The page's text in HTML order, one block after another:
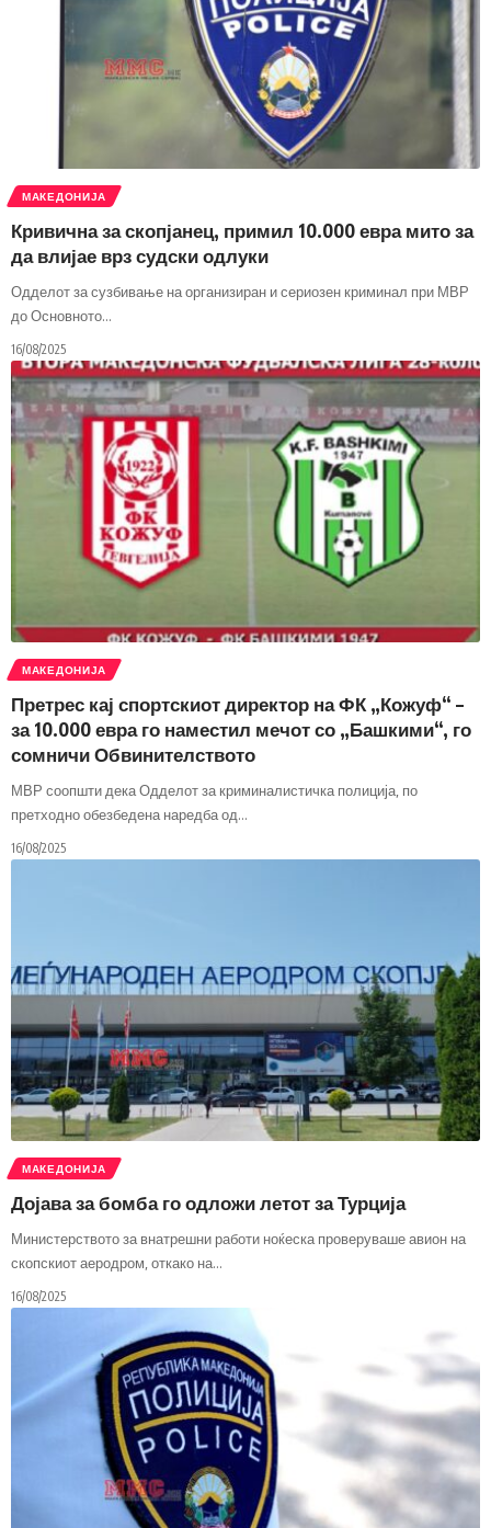
МАКЕДОНИЈА
Кривична за скопјанец, примил 10.000 евра мито за
да влијае врз судски одлуки
Одделот за сузбивање на организиран и сериозен криминал при МВР
до Основното…
16/08/2025
МАКЕДОНИЈА
Претрес кај спортскиот директор на ФК „Кожуф“ –
за 10.000 евра го наместил мечот со „Башкими“, го
сомничи Обвинителството
МВР соопшти дека Одделот за криминалистичка полиција, по
претходно обезбедена наредба од…
16/08/2025
МАКЕДОНИЈА
Дојава за бомба го одложи летот за Турција
Министерството за внатрешни работи ноќеска проверуваше авион на
скопскиот аеродром, откако на…
16/08/2025